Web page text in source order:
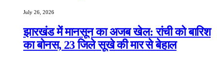
July 26, 2026
झारखंड में मानसून का अजब खेल: रांची को बारिश
का बोनस, 23 जिले सूखे की मार से बेहाल